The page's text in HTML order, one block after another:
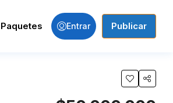
Paquetes Entrar Publicar